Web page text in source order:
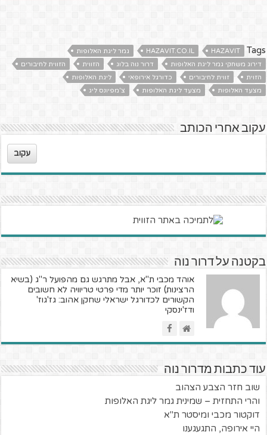
Tags
HAZAVIT
HAZAVIT.CO.IL
גמר ליגת האלופות
דירוג משחקי גמר ליגת האלופות
דרור נוה בלוג הזווית
הזווית לחיבורים
הזוית
זווית לחיבורים כדורגל אירופאי
ליגת האלופות
מצעד האלופות
מצעד ליגת האלופות צ'מפיונס ליג
עקוב אחרי הכותב
עקוב
בקטנה על דרור נוה
אוהד מכבי ת"א, אבל מתרגש גם מהפועל ר"ג (בשיא
הרצינות) זוכר יותר מדי פרטי טריוויה לא חשובים
הקשורים לכדורגל ישראלי שחקן אהוב: גז'גוז'
ודז'ינסקי
עוד כתבות מדרור נוה
שוב חזר הצבע הצהוב
והרי התחזית – שמינית גמר ליגת האלופות
דוקטור מכבי ומיסטר ת"א
היי אירופה, התגעגענו